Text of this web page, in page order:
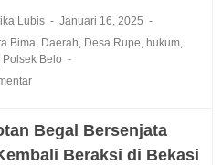
Lubis
Januari 16, 2025
Bima Daerah Desa Rupe hukum,
Polsek Belo
Begal Bersenjata
Beraksi di Bekasi